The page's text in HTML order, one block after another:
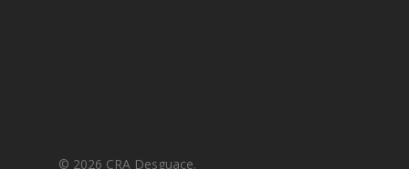
© 2026 CRA Desguace.